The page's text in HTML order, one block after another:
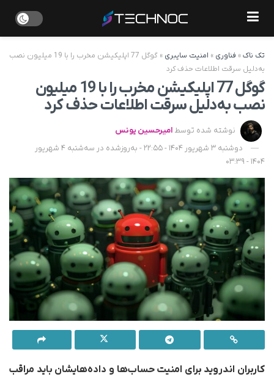
تک ناک» فناوری » امنیت سایبری »
گوگل 77 اپلیکیشن مخرب را با 19 میلیون نصب
به‌دلیل سرقت اطلاعات حذف کرد
گوگل 77 اپلیکیشن مخرب را با 19 میلیون
نصب به‌دلیل سرقت اطلاعات حذف کرد
نوشته شده توسط امیرحسین یونس
دوشنبه 3 شهریور 1404 - 22:55 - به‌روزشده در سه‌شنبه 4 شهریور
1404 - 03:39
کاربران اندروید برای امنیت حساب‌ها و داده‌هایشان باید مراقب